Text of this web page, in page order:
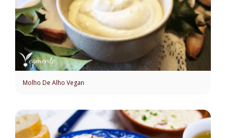
Molho De Alho Vegan